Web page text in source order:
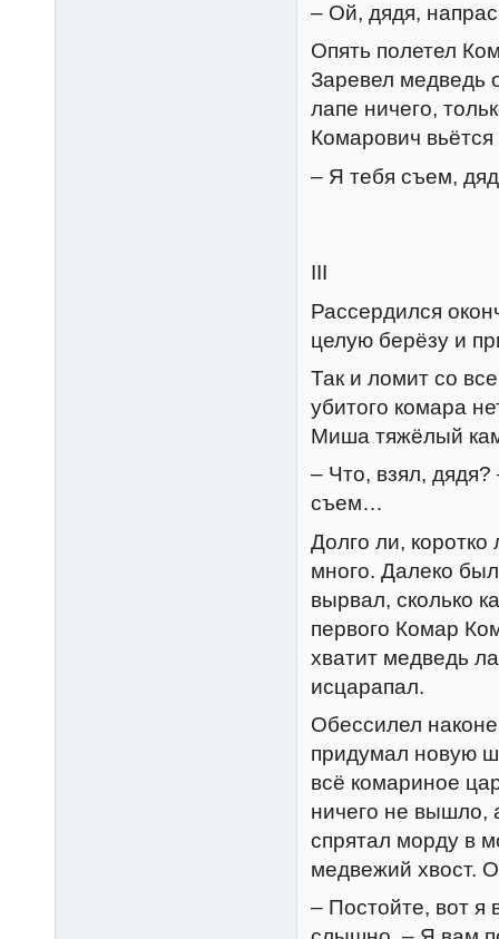
– Ой, дядя,
Опять полетел
Заревел медведь
лапе ничего,
Комарович
– Я тебя съем,
III
Рассердился
целую берёзу и
Так и ломит со
убитого комара
Миша тяжёлый
– Что, взял,
съем…
Долго ли,
много. Далеко
вырвал, сколько
первого Комар
хватит медведь
исцарапал.
Обессилел
придумал новую
всё комариное
ничего не вышло,
спрятал морду в
медвежий хвост.
– Постойте, вот я